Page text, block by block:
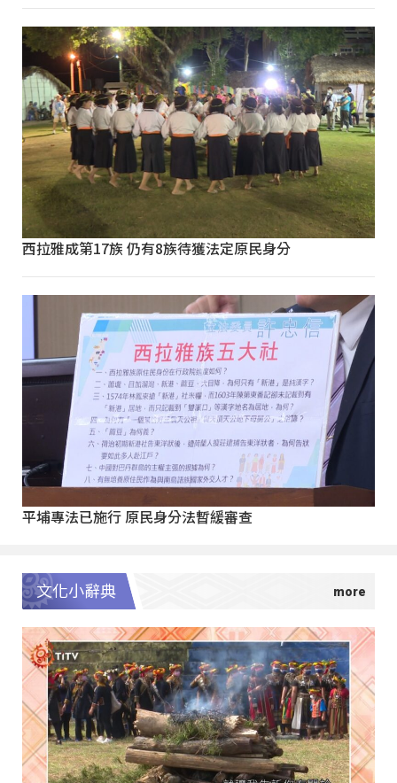
西拉雅成第17族 仍有8族待獲法定原民身分
平埔專法已施行 原民身分法暫緩審查
文化小辭典